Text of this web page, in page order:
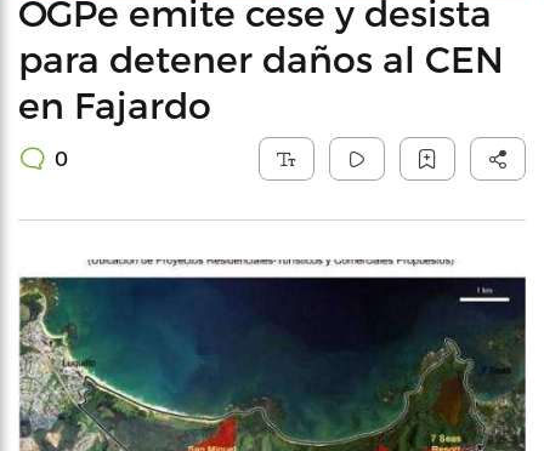
OGPe emite cese y desista
para detener daños al CEN
en Fajardo
0